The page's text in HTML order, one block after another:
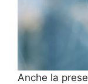
Anche la